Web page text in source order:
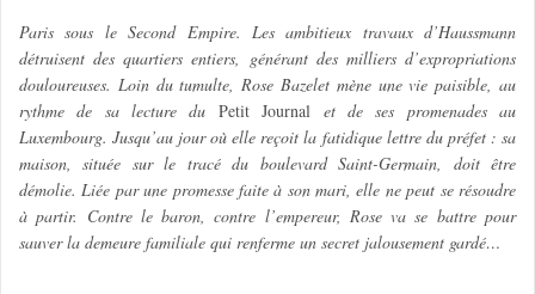
Paris sous le Second Empire. Les ambitieux travaux d’Haussmann
détruisent des quartiers entiers, générant des milliers d’expropriations
douloureuses. Loin du tumulte, Rose Bazelet mène une vie paisible, au
rythme de sa lecture du Petit Journal et de ses promenades au
Luxembourg. Jusqu’au jour où elle reçoit la fatidique lettre du préfet : sa
maison, située sur le tracé du boulevard Saint-Germain, doit être
démolie. Liée par une promesse faite à son mari, elle ne peut se résoudre
à partir. Contre le baron, contre l’empereur, Rose va se battre pour
sauver la demeure familiale qui renferme un secret jalousement gardé…